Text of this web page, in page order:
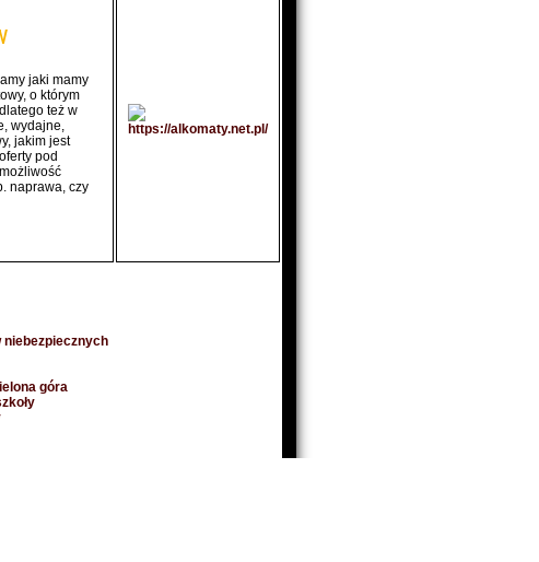
jaki mamy
o którym
też w
wydajne,
jakim jest
pod
naprawa, czy
niebezpiecznych
góra